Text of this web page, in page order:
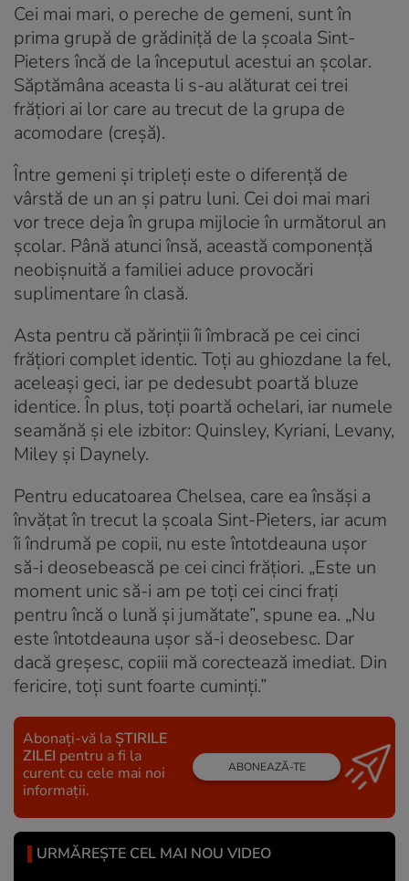
Cei mai mari, o pereche de gemeni, sunt în
prima grupă de grădiniță de la școala Sint-
Pieters încă de la începutul acestui an școlar.
Săptămâna aceasta li s-au alăturat cei trei
frățiori ai lor care au trecut de la grupa de
acomodare (creșă).
Între gemeni și tripleți este o diferență de
vârstă de un an și patru luni. Cei doi mai mari
vor trece deja în grupa mijlocie în următorul an
școlar. Până atunci însă, această componență
neobișnuită a familiei aduce provocări
suplimentare în clasă.
Asta pentru că părinții îi îmbracă pe cei cinci
frățiori complet identic. Toți au ghiozdane la fel,
aceleași geci, iar pe dedesubt poartă bluze
identice. În plus, toți poartă ochelari, iar numele
seamănă și ele izbitor: Quinsley, Kyriani, Levany,
Miley și Daynely.
Pentru educatoarea Chelsea, care ea însăși a
învățat în trecut la școala Sint-Pieters, iar acum
îi îndrumă pe copii, nu este întotdeauna ușor
să-i deosebească pe cei cinci frățiori. „Este un
moment unic să-i am pe toți cei cinci frați
pentru încă o lună și jumătate”, spune ea. „Nu
este întotdeauna ușor să-i deosebesc. Dar
dacă greșesc, copiii mă corectează imediat. Din
fericire, toți sunt foarte cuminți.”
Abonați-vă la ȘTIRILE
ZILEI pentru a fi la
curent cu cele mai noi
informații.
ABONEAZĂ-TE
URMĂREȘTE CEL MAI NOU VIDEO